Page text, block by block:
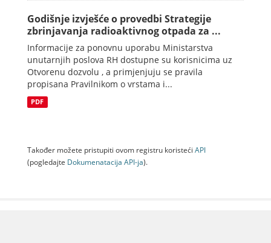
Godišnje izvješće o provedbi Strategije
zbrinjavanja radioaktivnog otpada za ...
Informacije za ponovnu uporabu Ministarstva
unutarnjih poslova RH dostupne su korisnicima uz
Otvorenu dozvolu , a primjenjuju se pravila
propisana Pravilnikom o vrstama i...
PDF
Također možete pristupiti ovom registru koristeći API
(pogledajte Dokumenаtаcijа API-jа).